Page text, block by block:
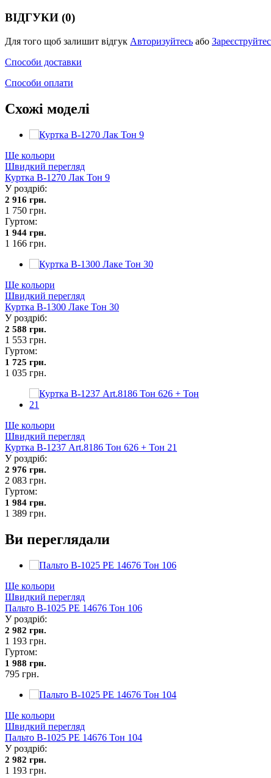
ВІДГУКИ (0)
Для того щоб залишит відгук Авторизуйтесь або
Способи доставки
Способи оплати
Схожі моделі
Ще кольори
Швидкий перегляд
Куртка В-1270 Лак Тон 9
У роздріб:
2 916 грн.
1 750 грн.
Гуртом:
1 944 грн.
1 166 грн.
Ще кольори
Швидкий перегляд
Куртка В-1300 Лаке Тон 30
У роздріб:
2 588 грн.
1 553 грн.
Гуртом:
1 725 грн.
1 035 грн.
Ще кольори
Швидкий перегляд
Куртка В-1237 Art.8186 Тон 626 + Тон 21
У роздріб:
2 976 грн.
2 083 грн.
Гуртом:
1 984 грн.
1 389 грн.
Ви переглядали
Ще кольори
Швидкий перегляд
Пальто В-1025 PE 14676 Тон 106
У роздріб:
2 982 грн.
1 193 грн.
Гуртом:
1 988 грн.
795 грн.
Ще кольори
Швидкий перегляд
Пальто В-1025 PE 14676 Тон 104
У роздріб:
2 982 грн.
1 193 грн.